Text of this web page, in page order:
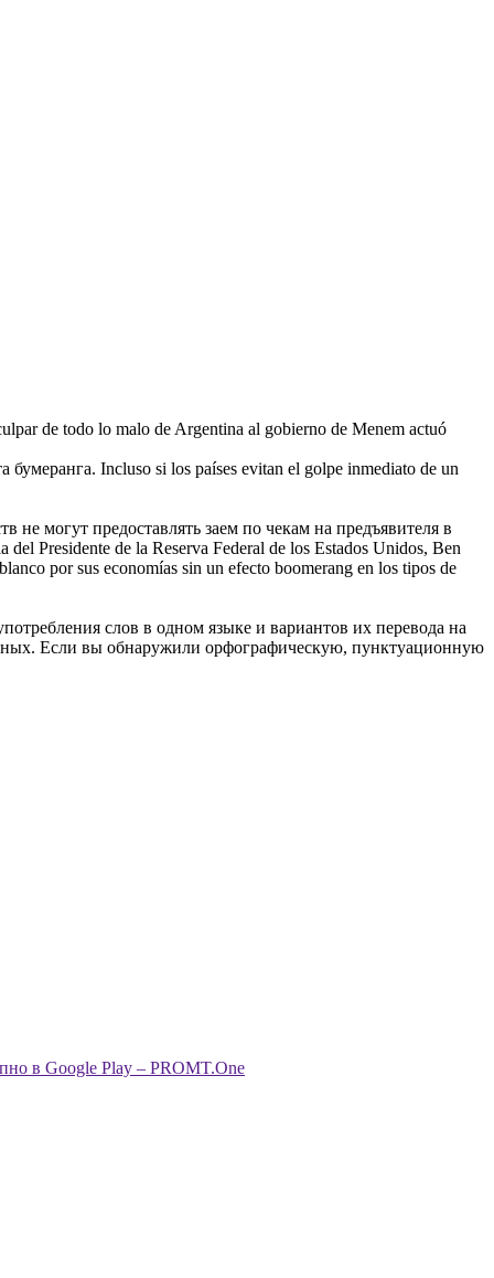
de todo lo malo de Argentina al gobierno de Menem actuó
бумеранга. Incluso si los países evitan el golpe inmediato de un
могут предоставлять заем по чекам на предъявителя в
del Presidente de la Reserva Federal de los Estados Unidos, Ben
por sus economías sin un efecto boomerang en los tipos de
слов в одном языке и вариантов их перевода на
Если вы обнаружили орфографическую, пунктуационную